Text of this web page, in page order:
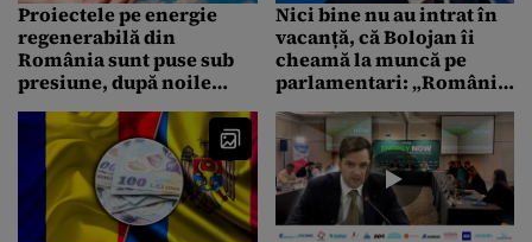
Proiectele pe energie
regenerabilă din
România sunt puse sub
presiune, după noile
Ce ar putea să se
întâmple cu investițiile
Nici bine nu au intrat în
vacanță, că Bolojan îi
cheamă la muncă pe
parlamentari: „România
miliarde de euro”